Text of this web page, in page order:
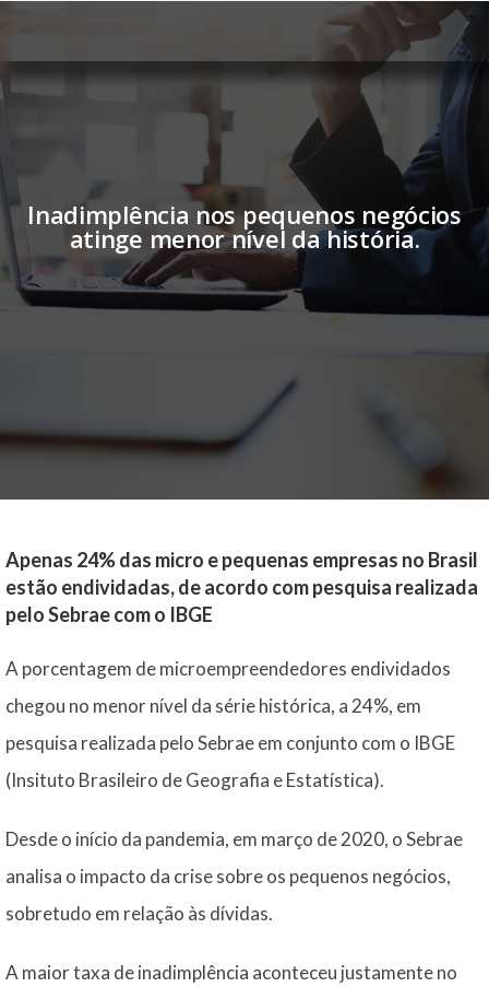
Inadimplência nos pequenos negócios
atinge menor nível da história.
Apenas 24% das micro e pequenas empresas no Brasil
estão endividadas, de acordo com pesquisa realizada
pelo Sebrae com o IBGE
A porcentagem de microempreendedores endividados
chegou no menor nível da série histórica, a 24%, em
pesquisa realizada pelo Sebrae em conjunto com o IBGE
(Insituto Brasileiro de Geografia e Estatística).
Desde o início da pandemia, em março de 2020, o Sebrae
analisa o impacto da crise sobre os pequenos negócios,
sobretudo em relação às dívidas.
A maior taxa de inadimplência aconteceu justamente no